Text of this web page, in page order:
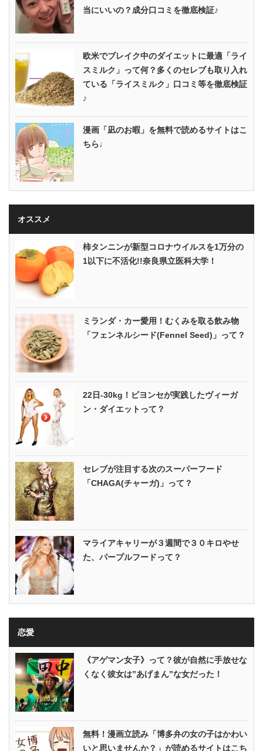
当にいいの？成分口コミを徹底検証♪
欧米でブレイク中のダイエットに最適「ライ
スミルク」って何？多くのセレブも取り入れ
ている「ライスミルク」口コミ等を徹底検証
♪
漫画「凪のお暇」を無料で読めるサイトはこ
ちら♩
オススメ
柿タンニンが新型コロナウイルスを1万分の
1以下に不活化!!奈良県立医科大学！
ミランダ・カー愛用！むくみを取る飲み物
「フェンネルシード(Fennel Seed)」って？
22日-30kg！ビヨンセが実践したヴィーガ
ン・ダイエットって？
セレブが注目する次のスーパーフード
「CHAGA(チャーガ)」って？
マライアキャリーが３週間で３０キロやせ
た、パープルフードって？
恋愛
《アゲマン女子》って？彼が自然に手放せな
くなく彼女は”あげまん”な女だった！
無料！漫画立読み「博多弁の女の子はかわい
いと思いませんか？」が読めるサイトはこち